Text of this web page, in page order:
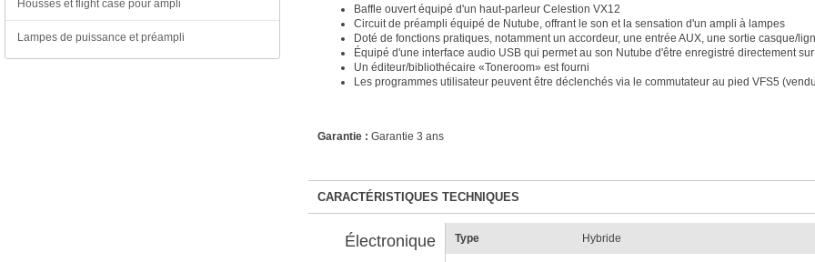
Baffle ouvert équipé d'un haut-parleur Celestion VX12
Circuit de préampli équipé de Nutube, offrant le son et la sensation d'un ampli à lampes
Doté de fonctions pratiques, notamment un accordeur, une entrée AUX, une sortie casque/
Équipé d'une interface audio USB qui permet au son Nutube d'être enregistré directement
Un éditeur/bibliothécaire «Toneroom» est fourni
Les programmes utilisateur peuvent être déclenchés via le commutateur au pied VFS5
Garantie : Garantie 3 ans
CARACTÉRISTIQUES TECHNIQUES
Électronique Type Hybride
Housses et flight case pour ampli
Lampes de puissance et préampli